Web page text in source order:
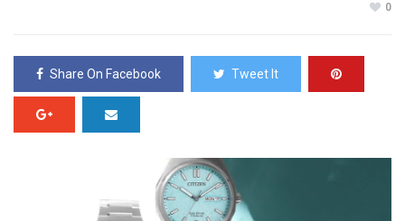
0
Share On Facebook Tweet It